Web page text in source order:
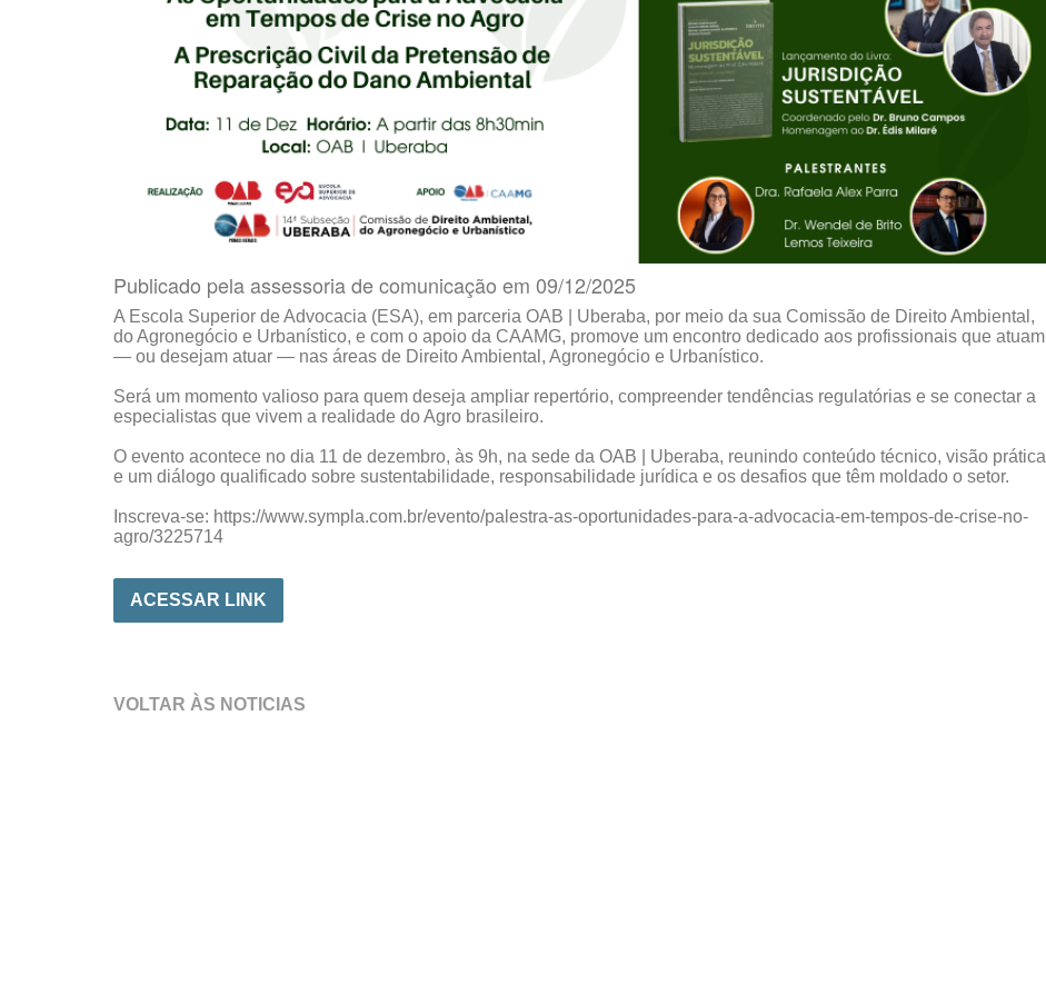
Publicado pela assessoria de comunicação em 09/12/2025
A Escola Superior de Advocacia (ESA), em parceria OAB | Uberaba, por meio da sua Comissão de Direito Ambiental,
do Agronegócio e Urbanístico, e com o apoio da CAAMG, promove um encontro dedicado aos profissionais que atuam
— ou desejam atuar — nas áreas de Direito Ambiental, Agronegócio e Urbanístico.
Será um momento valioso para quem deseja ampliar repertório, compreender tendências regulatórias e se conectar a
especialistas que vivem a realidade do Agro brasileiro.
O evento acontece no dia 11 de dezembro, às 9h, na sede da OAB | Uberaba, reunindo conteúdo técnico, visão prática
e um diálogo qualificado sobre sustentabilidade, responsabilidade jurídica e os desafios que têm moldado o setor.
Inscreva-se: https://www.sympla.com.br/evento/palestra-as-oportunidades-para-a-advocacia-em-tempos-de-crise-no-
agro/3225714
ACESSAR LINK
VOLTAR ÀS NOTICIAS